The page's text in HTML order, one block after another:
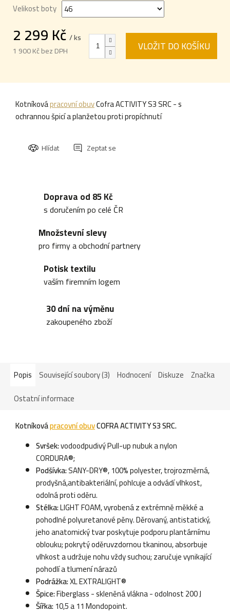
Velikost boty
2 299 Kč / ks
1 900 Kč bez DPH
VLOŽIT DO KOŠÍKU
Kotníkovápracovní obuvCofra ACTIVITY S3 SRC - s
ochrannou špicí a planžetou proti propíchnutí
Zeptat se
Hlídat
Doprava od 85 Kč
s doručením po celé ČR
Množstevní slevy
pro firmy a obchodní partnery
Potisk textilu
vaším firemním logem
30 dní na výměnu
zakoupeného zboží
Popis Související soubory (3) Hodnocení Diskuze Značka
Ostatní informace
Kotníkovápracovní obuvCOFRA ACTIVITY S3 SRC.
Svršek:vodoodpudivý Pull-up nubuk a nylon
CORDURA®;
Podšívka:SANY-DRY®, 100% polyester, trojrozměrná,
prodyšná,antibakteriální, pohlcuje a odvádí vlhkost,
odolná proti oděru.
Stélka:LIGHT FOAM, vyrobená z extrémně měkké a
pohodlné polyuretanové pěny.Děrovaný, antistatický,
jeho anatomický tvar poskytuje podporu plantárnímu
oblouku;pokrytý oděruvzdornou tkaninou, absorbuje
vlhkost a udržuje nohu vždy suchou;zaručuje vynikající
pohodlí a tlumení nárazů
Podrážka:XL EXTRALIGHT®
Špice:Fiberglass - skleněná vlákna - odolnost 200 J
Šířka:10,5 a 11 Mondopoint.